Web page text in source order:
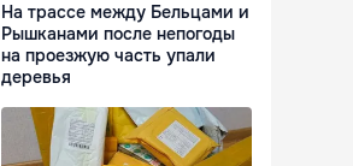
На трассе между Бельцами и
Рышканами после непогоды
на проезжую часть упали
деревья